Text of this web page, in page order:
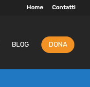
Home Contatti
BLOG DONA